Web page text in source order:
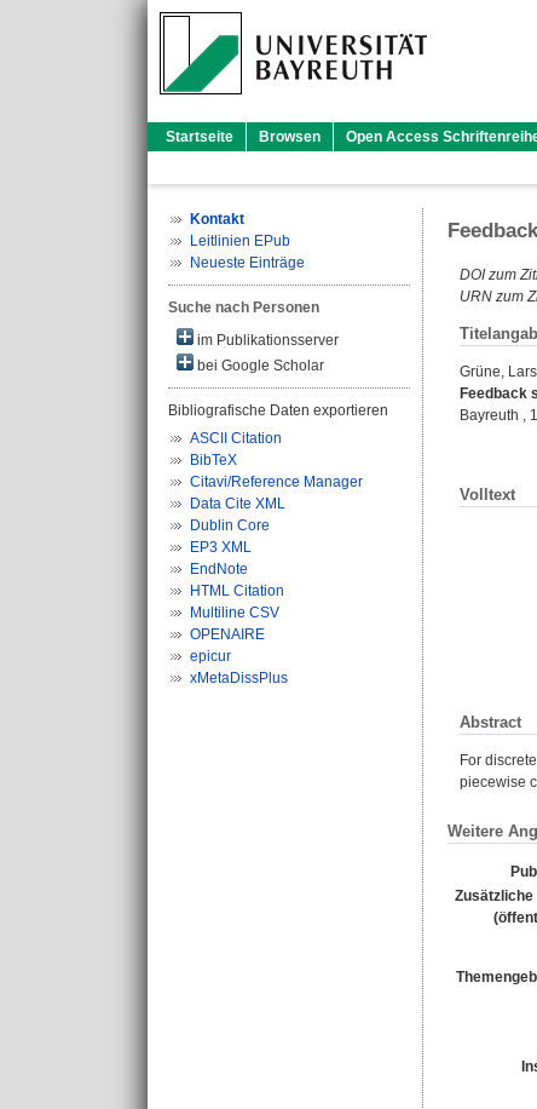
Startseite Browsen Open Access
Kontakt
Leitlinien EPub
Neueste Einträge
Suche nach Personen
im Publikationsserver
bei Google Scholar
Bibliografische Daten exportieren
ASCII Citation
BibTeX
Citavi/Reference Manager
Data Cite XML
Dublin Core
EP3 XML
EndNote
HTML Citation
Multiline CSV
OPENAIRE
epicur
xMetaDissPlus
DOI zum
URN zum
Grüne, Lars
Feedback
Bayreuth ,
Volltext
Abstract
For
piecewise
Weitere